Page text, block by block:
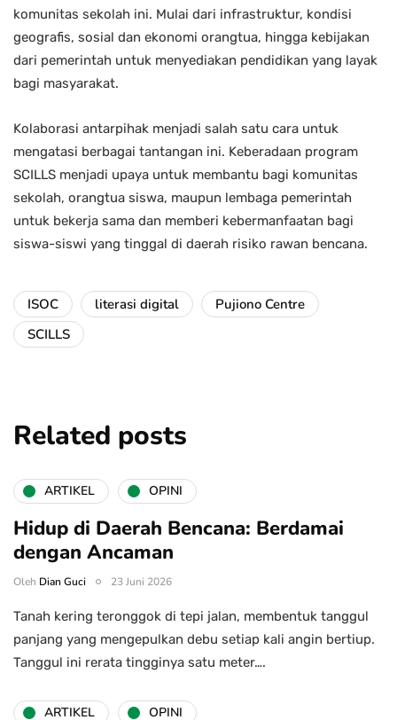
komunitas sekolah ini. Mulai dari infrastruktur, kondisi
geografis, sosial dan ekonomi orangtua, hingga kebijakan
dari pemerintah untuk menyediakan pendidikan yang layak
bagi masyarakat.
Kolaborasi antarpihak menjadi salah satu cara untuk
mengatasi berbagai tantangan ini. Keberadaan program
SCILLS menjadi upaya untuk membantu bagi komunitas
sekolah, orangtua siswa, maupun lembaga pemerintah
untuk bekerja sama dan memberi kebermanfaatan bagi
siswa-siswi yang tinggal di daerah risiko rawan bencana.
ISOC literasi digital
Pujiono Centre
SCILLS
Related posts
ARTIKEL OPINI
Hidup di Daerah Bencana: Berdamai
dengan Ancaman
Oleh Dian Guci 23 Juni 2026
Tanah kering teronggok di tepi jalan, membentuk tanggul
panjang yang mengepulkan debu setiap kali angin bertiup.
Tanggul ini rerata tingginya satu meter….
ARTIKEL OPINI